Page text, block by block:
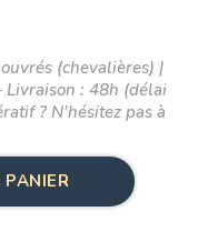
(chevalières) |
Livraison : 48h (délai
? N’hésitez pas à